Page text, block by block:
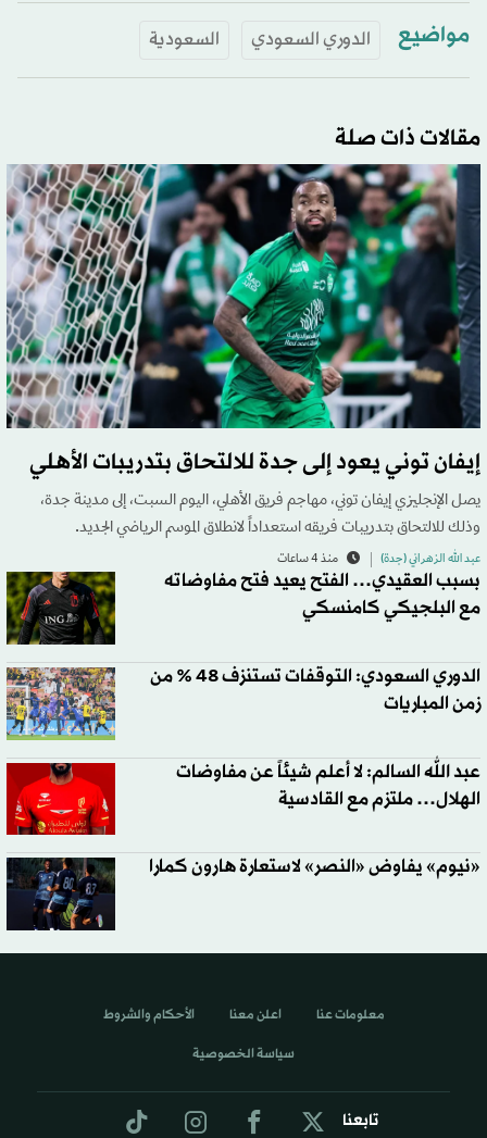
مواضيع الدوري السعودي السعودية
مقالات ذات صلة
إيفان توني يعود إلى جدة للالتحاق بتدريبات الأهلي
يصل الإنجليزي إيفان توني، مهاجم فريق الأهلي، اليوم السبت، إلى مدينة جدة،
وذلك للالتحاق بتدريبات فريقه استعداداً لانطلاق الموسم الرياضي الجديد.
عبد الله الزهراني (جدة) منذ 4 ساعات
بسبب العقيدي… الفتح يعيد فتح مفاوضاته
مع البلجيكي كامنسكي
الدوري السعودي: التوقفات تستنزف 48 % من
زمن المباريات
عبد الله السالم: لا أعلم شيئاً عن مفاوضات
الهلال… ملتزم مع القادسية
«نيوم» يفاوض «النصر» لاستعارة هارون كمارا
تابعنا
معلومات عنا اعلن معنا الأحكام والشروط
سياسة الخصوصية